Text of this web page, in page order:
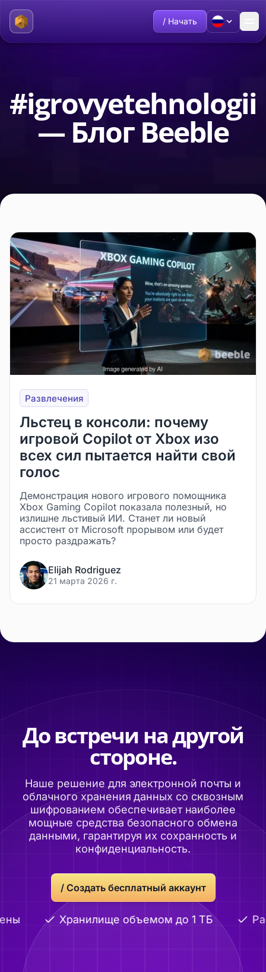
/ Начать
#igrovyetehnologii
— Блог Beeble
Развлечения
Льстец в консоли: почему
игровой Copilot от Xbox изо
всех сил пытается найти свой
голос
Демонстрация нового игрового помощника
Xbox Gaming Copilot показала полезный, но
излишне льстивый ИИ. Станет ли новый
ассистент от Microsoft прорывом или будет
просто раздражать?
Elijah Rodriguez
21 марта 2026 г.
До встречи на другой
стороне.
Наше решение для электронной почты и
облачного хранения данных со сквозным
шифрованием обеспечивает наиболее
мощные средства безопасного обмена
данными, гарантируя их сохранность и
конфиденциальность.
/ Создать бесплатный аккаунт
Хранилище объемом до 1 ТБ